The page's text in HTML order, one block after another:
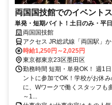
両国国技館でのイベント
単発・短期バイト！土日のみ・平
未経験歓迎！髪色・髪型・ネイルOK
両国国技館
アクセス JR総武線「両国駅」
国駅」A3出口徒歩5分
時給1,250円～2,025円
東京都東京23区墨田区
勤務時間 短期・単発OK！ 週1
ントに参加でOK！学校がお休
に、Wワークで働くスタッフも
～1...